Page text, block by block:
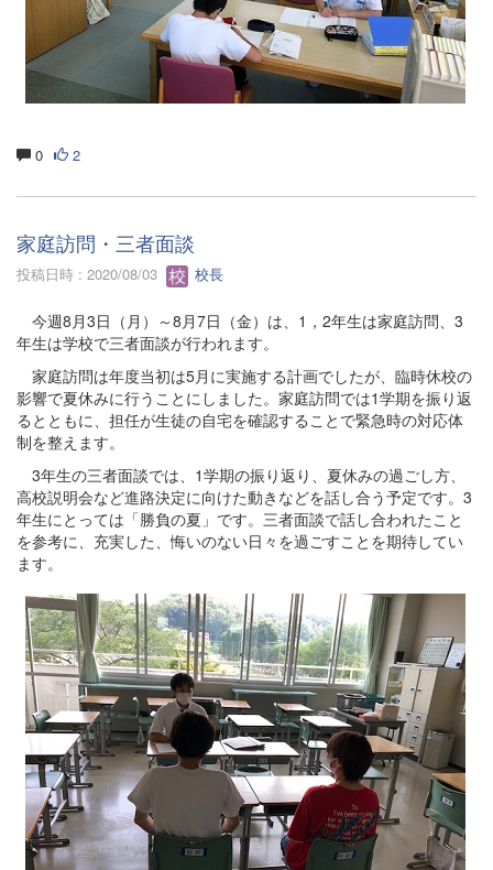
0 2
家庭訪問・三者面談
投稿日時 : 2020/08/03 校長
今週8月3日（月）～8月7日（金）は、1，2年生は家庭訪問、3
年生は学校で三者面談が行われます。
家庭訪問は年度当初は5月に実施する計画でしたが、臨時休校の
影響で夏休みに行うことにしました。家庭訪問では1学期を振り返
るとともに、担任が生徒の自宅を確認することで緊急時の対応体
制を整えます。
3年生の三者面談では、1学期の振り返り、夏休みの過ごし方、
高校説明会など進路決定に向けた動きなどを話し合う予定です。3
年生にとっては「勝負の夏」です。三者面談で話し合われたこと
を参考に、充実した、悔いのない日々を過ごすことを期待してい
ます。